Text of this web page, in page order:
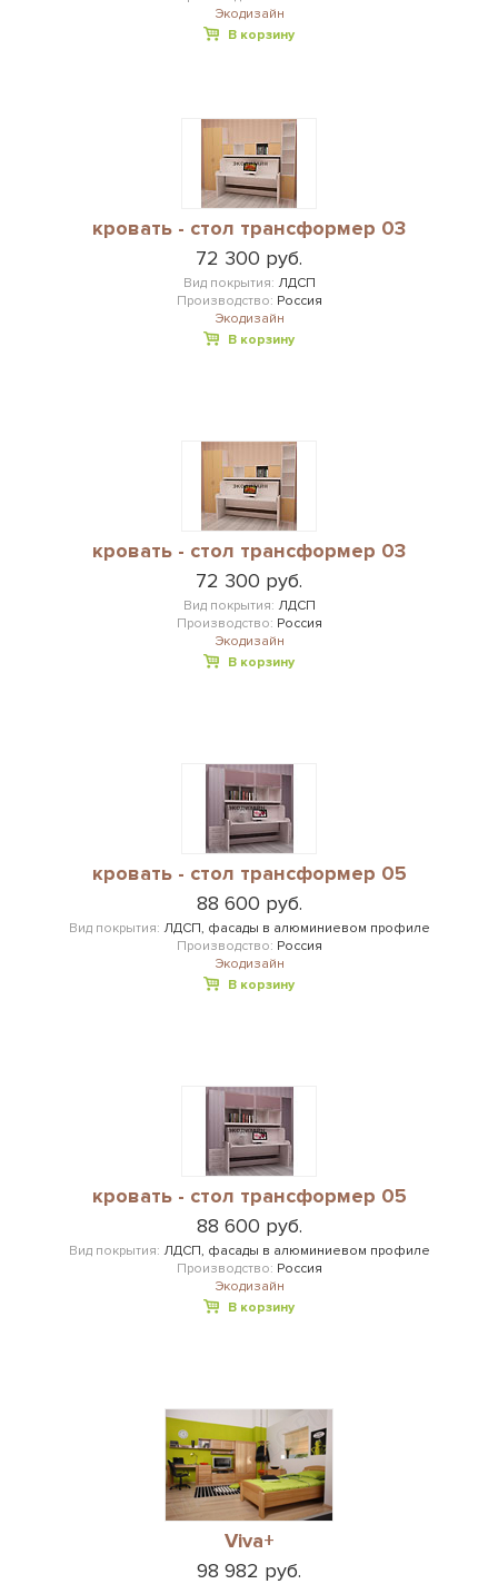
Экодизайн
В корзину
кровать - стол трансформер 03
72 300 руб.
Вид покрытия: ЛДСП
Производство: Россия
Экодизайн
В корзину
кровать - стол трансформер 03
72 300 руб.
Вид покрытия: ЛДСП
Производство: Россия
Экодизайн
В корзину
кровать - стол трансформер 05
88 600 руб.
Вид покрытия: ЛДСП, фасады в алюминиевом профиле
Производство: Россия
Экодизайн
В корзину
кровать - стол трансформер 05
88 600 руб.
Вид покрытия: ЛДСП, фасады в алюминиевом профиле
Производство: Россия
Экодизайн
В корзину
Viva+
98 982 руб.